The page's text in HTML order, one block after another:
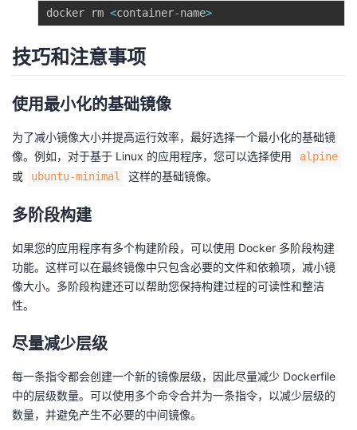
docker rm <container-name>
技巧和注意事项
使用最小化的基础镜像
为了减小镜像大小并提高运行效率，最好选择一个最小化的基础镜
像。例如，对于基于 Linux 的应用程序，您可以选择使用
alpine
或 ubuntu-minimal 这样的基础镜像。
多阶段构建
如果您的应用程序有多个构建阶段，可以使用 Docker 多阶段构建
功能。这样可以在最终镜像中只包含必要的文件和依赖项，减小镜
像大小。多阶段构建还可以帮助您保持构建过程的可读性和整洁
性。
尽量减少层级
每一条指令都会创建一个新的镜像层级，因此尽量减少 Dockerfile
中的层级数量。可以使用多个命令合并为一条指令，以减少层级的
数量，并避免产生不必要的中间镜像。